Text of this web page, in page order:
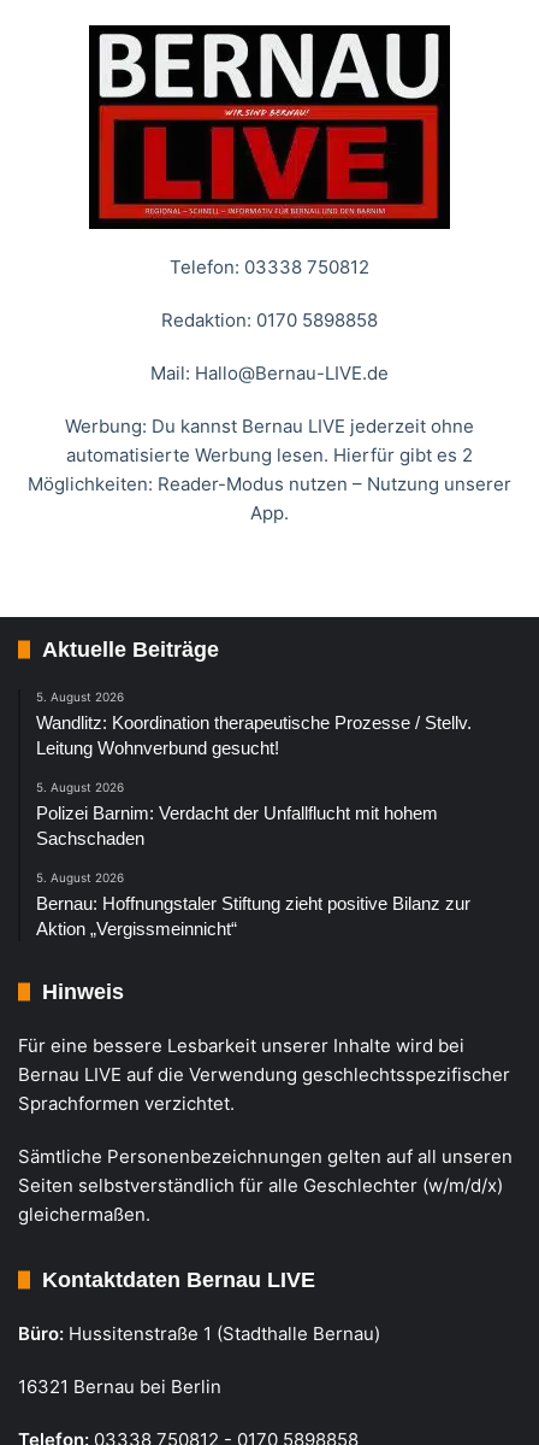
Telefon: 03338 750812
Redaktion: 0170 5898858
Mail: Hallo@Bernau-LIVE.de
Werbung: Du kannst Bernau LIVE jederzeit ohne
automatisierte Werbung lesen. Hierfür gibt es 2
Möglichkeiten: Reader-Modus nutzen – Nutzung unserer
App.
Aktuelle Beiträge
5. August 2026
Wandlitz: Koordination therapeutische Prozesse / Stellv.
Leitung Wohnverbund gesucht!
5. August 2026
Polizei Barnim: Verdacht der Unfallflucht mit hohem
Sachschaden
5. August 2026
Bernau: Hoffnungstaler Stiftung zieht positive Bilanz zur
Aktion „Vergissmeinnicht“
Hinweis
Für eine bessere Lesbarkeit unserer Inhalte wird bei
Bernau LIVE auf die Verwendung geschlechtsspezifischer
Sprachformen verzichtet.
Sämtliche Personenbezeichnungen gelten auf all unseren
Seiten selbstverständlich für alle Geschlechter (w/m/d/x)
gleichermaßen.
Kontaktdaten Bernau LIVE
Büro: Hussitenstraße 1 (Stadthalle Bernau)
16321 Bernau bei Berlin
Telefon: 03338 750812 - 0170 5898858